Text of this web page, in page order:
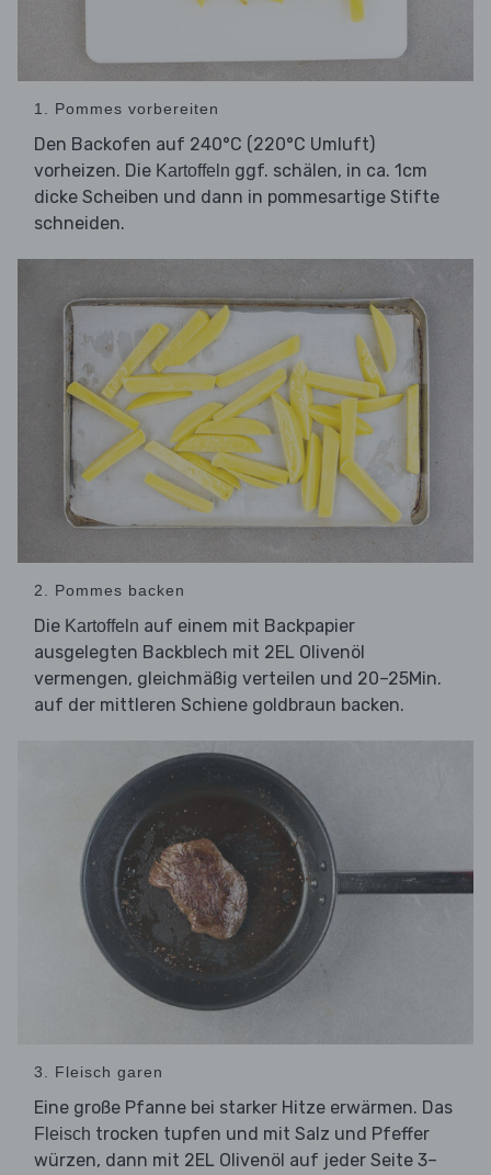
1. Pommes vorbereiten
Den Backofen auf 240°C (220°C Umluft)
vorheizen. Die Kartoffeln ggf. schälen, in ca. 1cm
dicke Scheiben und dann in pommesartige Stifte
schneiden.
2. Pommes backen
Die Kartoffeln auf einem mit Backpapier
ausgelegten Backblech mit 2EL Olivenöl
vermengen, gleichmäßig verteilen und 20–25Min.
auf der mittleren Schiene goldbraun backen.
3. Fleisch garen
Eine große Pfanne bei starker Hitze erwärmen. Das
Fleisch trocken tupfen und mit Salz und Pfeffer
würzen, dann mit 2EL Olivenöl auf jeder Seite 3–